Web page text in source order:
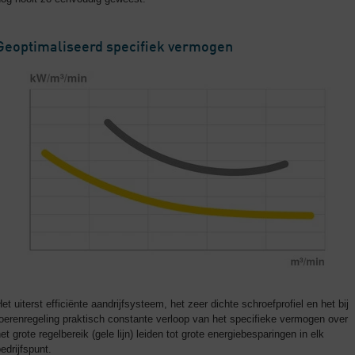
specifiek vermogen
uiterst efficiënte aandrijfsysteem, het zeer dichte schroefprofiel en het bij
praktisch constante verloop van het specifieke vermogen over
grote regelbereik (gele lijn) leiden tot grote energiebesparingen in elk